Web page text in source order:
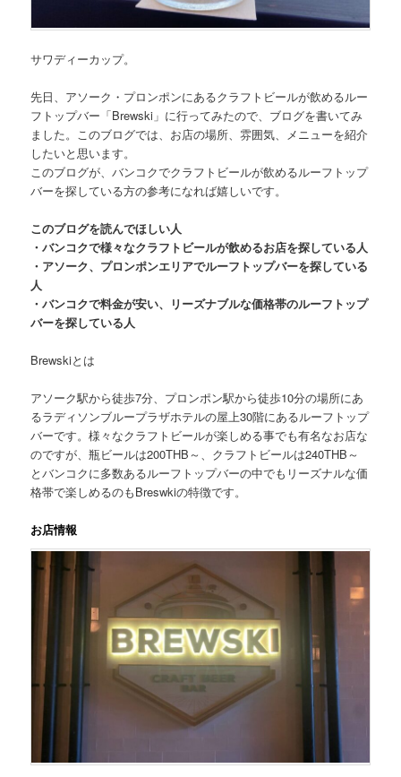
サワディーカップ。
先日、 アソーク・プロンポンにあるクラフトビールが飲めるルー
フトップバー「Brewski」 に行ってみたので、ブログを書いてみ
ました。このブログでは、お店の場所、雰囲気、メニューを紹介
したいと思います。
このブログが、バンコクでクラフトビールが飲めるルーフトップ
バーを探している方の参考になれば嬉しいです。
このブログを読んでほしい人
・バンコクで様々なクラフトビールが飲めるお店を探している人
・アソーク、プロンポンエリアでルーフトップバーを探している
人
・バンコクで料金が安い、リーズナブルな価格帯のルーフトップ
バーを探している人
Brewskiとは
アソーク駅から徒歩7分、プロンポン駅から徒歩10分の場所にあ
るラディソンブループラザホテルの屋上30階にあるルーフトップ
バーです。様々なクラフトビールが楽しめる事でも有名なお店な
のですが、瓶ビールは200THB～、クラフトビールは240THB～
とバンコクに多数あるルーフトップバーの中でも リーズナルな価
格帯で楽しめるのもBreswkiの特徴です。
お店情報